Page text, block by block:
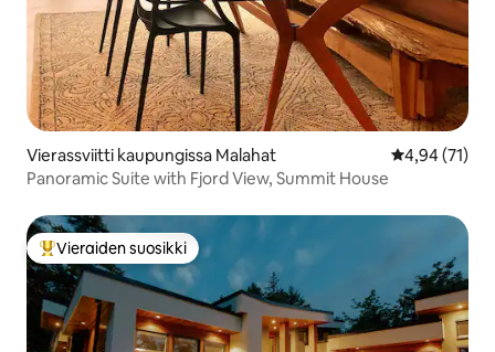
Vierassviitti kaupungissa Malahat
4,94 (71)
Panoramic Suite with Fjord View, Summit House
Vieraiden suosikkien parhaimmistoa
Vieraiden suosikki